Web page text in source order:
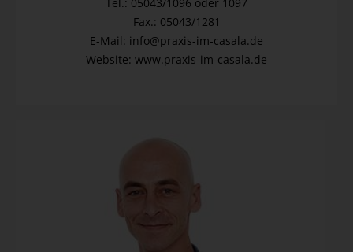
Fax.: 05043/1281
E-Mail: info@praxis-im-casala.de
Website: www.praxis-im-casala.de